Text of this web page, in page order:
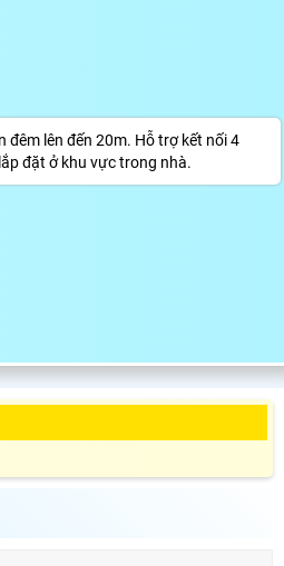
đêm lên đến 20m. Hỗ trợ kết nối 4
đặt ở khu vực trong nhà.